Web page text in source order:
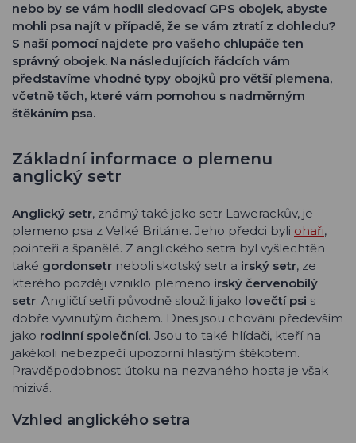
nebo by se vám hodil sledovací GPS obojek, abyste
mohli psa najít v případě, že se vám ztratí z dohledu?
S naší pomocí najdete pro vašeho chlupáče ten
správný obojek. Na následujících řádcích vám
představíme vhodné typy obojků pro větší plemena,
včetně těch, které vám pomohou s nadměrným
štěkáním psa.
Základní informace o plemenu
anglický setr
Anglický setr, známý také jako setr Lawerackův, je
plemeno psa z Velké Británie. Jeho předci byli ohaři,
pointeři a španělé. Z anglického setra byl vyšlechtěn
také gordonsetr neboli skotský setr a irský setr, ze
kterého později vzniklo plemeno irský červenobílý
setr. Angličtí setři původně sloužili jako lovečtí psi s
dobře vyvinutým čichem. Dnes jsou chováni především
jako rodinní společníci. Jsou to také hlídači, kteří na
jakékoli nebezpečí upozorní hlasitým štěkotem.
Pravděpodobnost útoku na nezvaného hosta je však
mizivá.
Vzhled anglického setra